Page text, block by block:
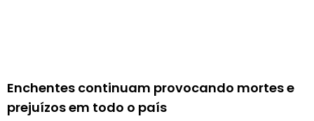
Enchentes continuam provocando mortes e
prejuízos em todo o país